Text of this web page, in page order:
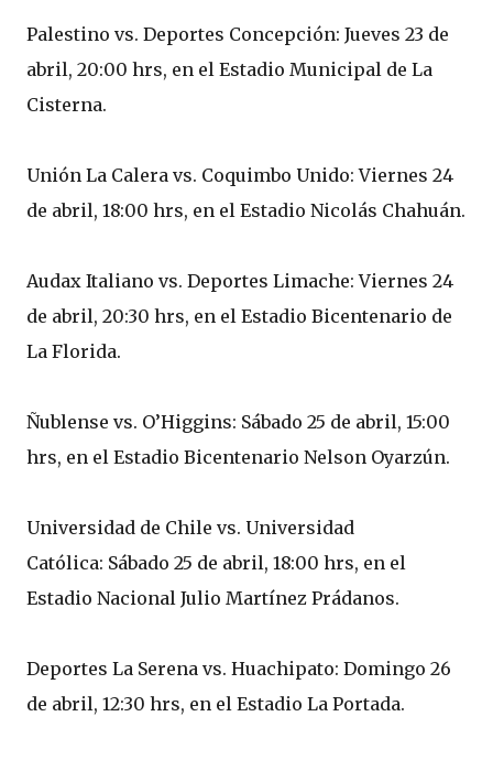
Palestino vs. Deportes Concepción: Jueves 23 de
abril, 20:00 hrs, en el Estadio Municipal de La
Cisterna.
Unión La Calera vs. Coquimbo Unido: Viernes 24
de abril, 18:00 hrs, en el Estadio Nicolás Chahuán.
Audax Italiano vs. Deportes Limache: Viernes 24
de abril, 20:30 hrs, en el Estadio Bicentenario de
La Florida.
Ñublense vs. O’Higgins: Sábado 25 de abril, 15:00
hrs, en el Estadio Bicentenario Nelson Oyarzún.
Universidad de Chile vs. Universidad
Católica: Sábado 25 de abril, 18:00 hrs, en el
Estadio Nacional Julio Martínez Prádanos.
Deportes La Serena vs. Huachipato: Domingo 26
de abril, 12:30 hrs, en el Estadio La Portada.